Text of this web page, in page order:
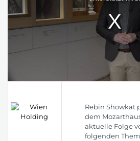
Rebin Showkat
dem
aktuelle Folge
folgenden